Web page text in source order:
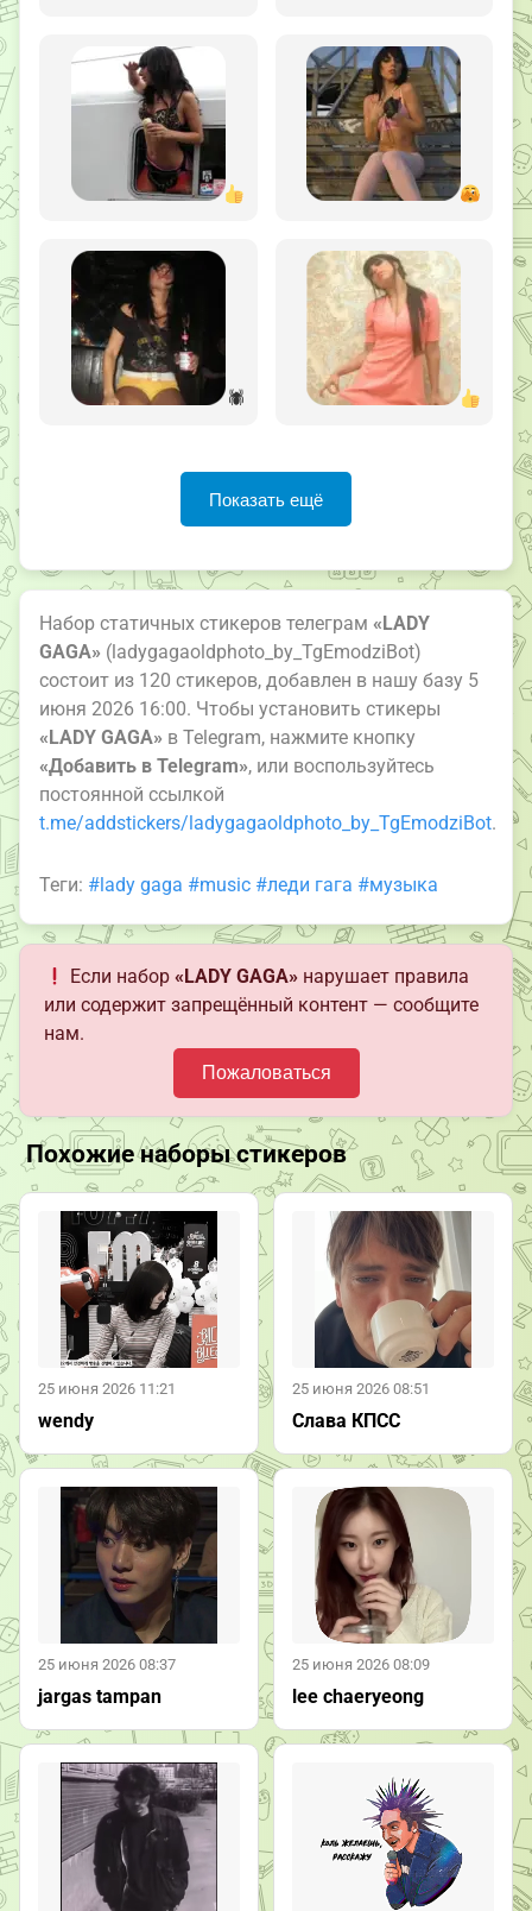
🕷
Показать ещё
Набор статичных стикеров телеграм «LADY
GAGA» (ladygagaoldphoto_by_TgEmodziBot)
состоит из 120 стикеров, добавлен в нашу базу 5
июня 2026 16:00. Чтобы установить стикеры
«LADY GAGA» в Telegram, нажмите кнопку
«Добавить в Telegram», или воспользуйтесь
постоянной ссылкой
t.me/addstickers/ladygagaoldphoto_by_TgEmodziBot.
Теги: #lady gaga #music #леди гага #музыка
Если набор«LADY GAGA» нарушает правила
или содержит запрещённый контент — сообщите
нам.
Пожаловаться
Похожие наборы стикеров
25 июня 2026 11:21
wendy
25 июня 2026 08:51
Слава КПСС
25 июня 2026 08:37
jargas tampan
25 июня 2026 08:09
lee chaeryeong